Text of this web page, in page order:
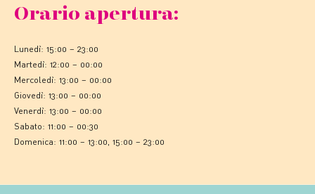
Orario apertura:
Lunedì: 15:00 – 23:00
Martedì: 12:00 – 00:00
Mercoledì: 13:00 – 00:00
Giovedì: 13:00 – 00:00
Venerdì: 13:00 – 00:00
Sabato: 11:00 – 00:30
Domenica: 11:00 – 13:00, 15:00 – 23:00